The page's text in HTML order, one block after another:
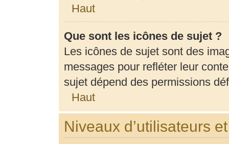
Haut
Que sont les icônes de sujet ?
Les icônes de sujet sont des
messages pour refléter leur
sujet dépend des permissions
Haut
Niveaux d’utilisateurs